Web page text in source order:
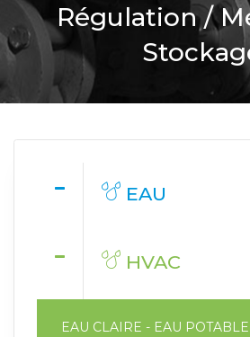
Régulation/
EAU
HVAC
EAU CLAIRE - EAU